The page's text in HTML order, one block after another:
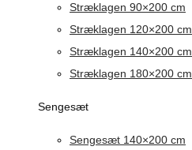
Stræklagen 90×200 cm
Stræklagen 120×200 cm
Stræklagen 140×200 cm
Stræklagen 180×200 cm
Sengesæt
Sengesæt 140×200 cm